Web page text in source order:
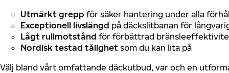
Utmärkt grepp för säker hantering under alla
Exceptionell livslängd på däckslitbanan för
Lågt rullmotstånd för förbättrad
Nordisk testad tålighet som du kan lita på
Välj bland vårt omfattande däckutbud, var och en